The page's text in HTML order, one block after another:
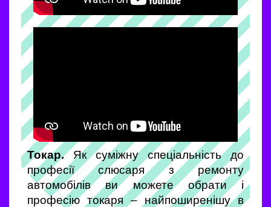
Токар.Як суміжну спеціальність до
професії слюсаря з ремонту
автомобілів ви можете обрати і
професію токаря – найпоширенішу в